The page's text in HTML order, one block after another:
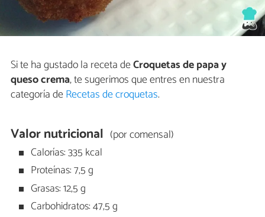
Si te ha gustado la receta deCroquetas de papa y
queso crema, te sugerimos que entres en nuestra
categoría deRecetas de croquetas.
Valor nutricional (por comensal)
Calorías: 335 kcal
Proteínas: 7,5 g
Grasas: 12,5 g
Carbohidratos: 47,5 g